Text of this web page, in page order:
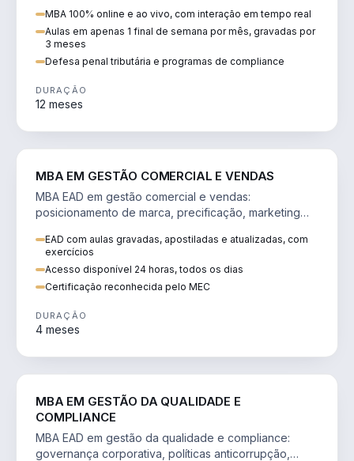
MBA 100% online e ao vivo, com interação em tempo real
Aulas em apenas 1 final de semana por mês, gravadas por
3 meses
Defesa penal tributária e programas de compliance
DURAÇÃO
12 meses
MBA EM GESTÃO COMERCIAL E VENDAS
MBA EAD em gestão comercial e vendas:
posicionamento de marca, precificação, marketing
EAD com aulas gravadas, apostiladas e atualizadas, com
exercícios
Acesso disponível 24 horas, todos os dias
Certificação reconhecida pelo MEC
DURAÇÃO
4 meses
MBA EM GESTÃO DA QUALIDADE E
COMPLIANCE
MBA EAD em gestão da qualidade e compliance:
governança corporativa, políticas anticorrupção,